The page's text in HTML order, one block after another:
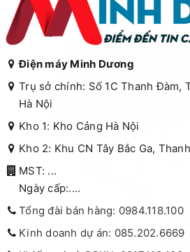
Điện máy Minh Dương
Trụ sở chính: Số 1C Thanh Đàm,
Hà Nội
Kho 1: Kho Cảng Hà Nội
Kho 2: Khu CN Tây Bắc Ga,
MST: ...
Ngày cấp:....
Tổng đài bán hàng: 0984.118.100
Kinh doanh dự án: 085.202.6669